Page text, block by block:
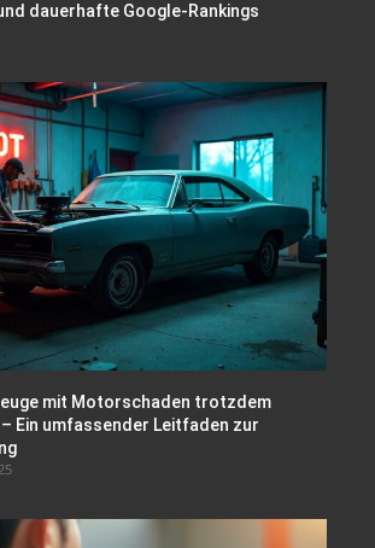
dauerhafte Google-Rankings
mit Motorschaden trotzdem
Ein umfassender Leitfaden zur